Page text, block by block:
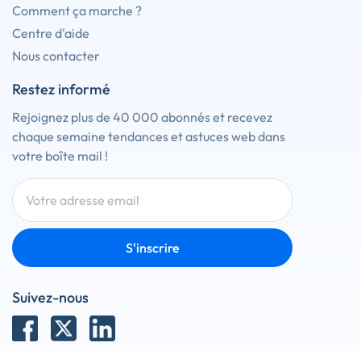
Comment ça marche ?
Centre d'aide
Nous contacter
Restez informé
Rejoignez plus de 40 000 abonnés et recevez
chaque semaine tendances et astuces web dans
votre boîte mail !
S'inscrire
Suivez-nous